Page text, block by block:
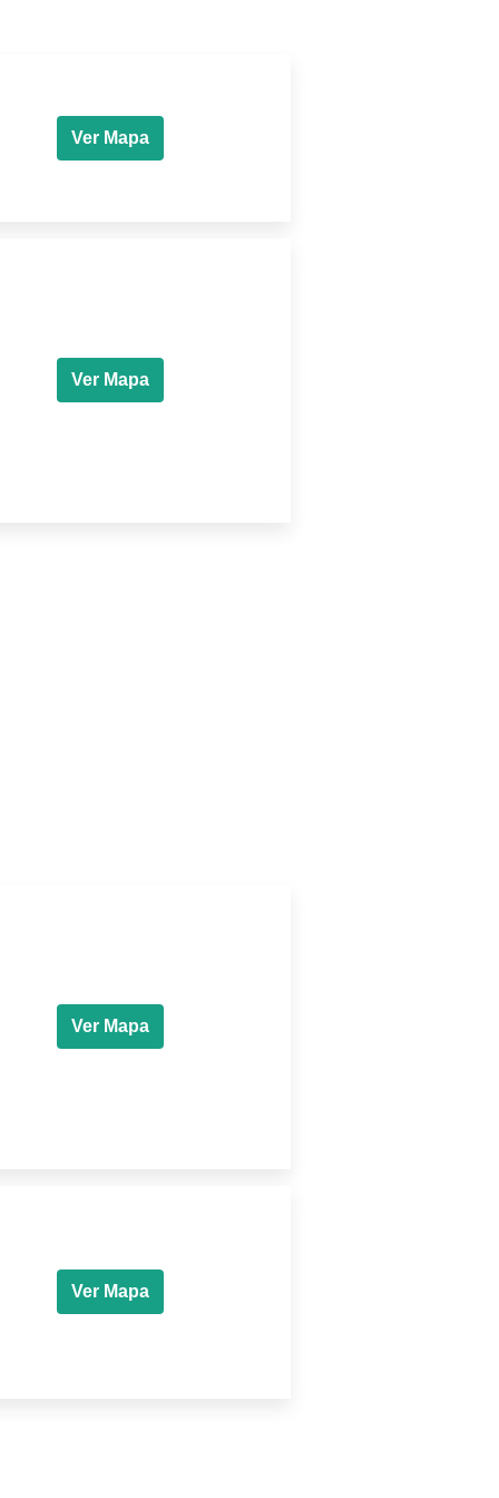
Ver Mapa
Ver Mapa
Ver Mapa
Ver Mapa